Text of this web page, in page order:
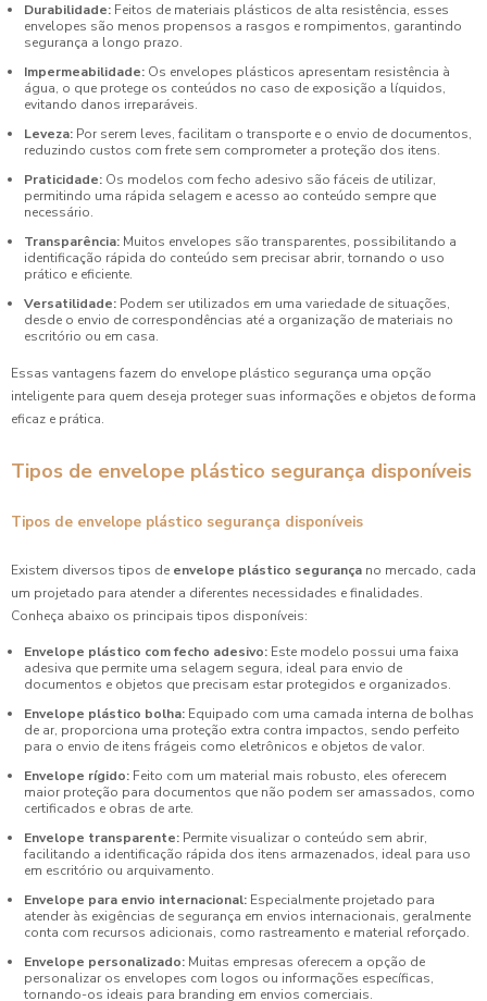
Durabilidade: Feitos de materiais plásticos de alta resistência, esses
envelopes são menos propensos a rasgos e rompimentos, garantindo
segurança a longo prazo.
Impermeabilidade: Os envelopes plásticos apresentam resistência à
água, o que protege os conteúdos no caso de exposição a líquidos,
evitando danos irreparáveis.
Leveza: Por serem leves, facilitam o transporte e o envio de documentos,
reduzindo custos com frete sem comprometer a proteção dos itens.
Praticidade: Os modelos com fecho adesivo são fáceis de utilizar,
permitindo uma rápida selagem e acesso ao conteúdo sempre que
necessário.
Transparência: Muitos envelopes são transparentes, possibilitando a
identificação rápida do conteúdo sem precisar abrir, tornando o uso
prático e eficiente.
Versatilidade: Podem ser utilizados em uma variedade de situações,
desde o envio de correspondências até a organização de materiais no
escritório ou em casa.
Essas vantagens fazem do envelope plástico segurança uma opção
inteligente para quem deseja proteger suas informações e objetos de forma
eficaz e prática.
Tipos de envelope plástico segurança disponíveis
Tipos de envelope plástico segurança disponíveis
Existem diversos tipos de envelope plástico segurança no mercado, cada
um projetado para atender a diferentes necessidades e finalidades.
Conheça abaixo os principais tipos disponíveis:
Envelope plástico com fecho adesivo: Este modelo possui uma faixa
adesiva que permite uma selagem segura, ideal para envio de
documentos e objetos que precisam estar protegidos e organizados.
Envelope plástico bolha: Equipado com uma camada interna de bolhas
de ar, proporciona uma proteção extra contra impactos, sendo perfeito
para o envio de itens frágeis como eletrônicos e objetos de valor.
Envelope rígido: Feito com um material mais robusto, eles oferecem
maior proteção para documentos que não podem ser amassados, como
certificados e obras de arte.
Envelope transparente: Permite visualizar o conteúdo sem abrir,
facilitando a identificação rápida dos itens armazenados, ideal para uso
em escritório ou arquivamento.
Envelope para envio internacional: Especialmente projetado para
atender às exigências de segurança em envios internacionais, geralmente
conta com recursos adicionais, como rastreamento e material reforçado.
Envelope personalizado: Muitas empresas oferecem a opção de
personalizar os envelopes com logos ou informações específicas,
tornando-os ideais para branding em envios comerciais.